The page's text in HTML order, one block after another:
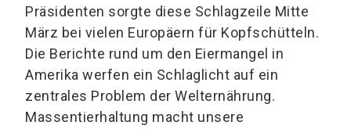
Präsidenten sorgte diese Schlagzeile Mitte
März bei vielen Europäern für Kopfschütteln.
Die Berichte rund um den Eiermangel in
Amerika werfen ein Schlaglicht auf ein
zentrales Problem der Welternährung.
Massentierhaltung macht unsere